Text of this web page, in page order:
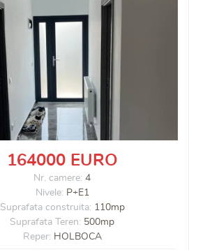
164000 EURO
Nr. camere: 4
Nivele: P+E1
Suprafata construita: 110mp
Suprafata Teren: 500mp
Reper: HOLBOCA